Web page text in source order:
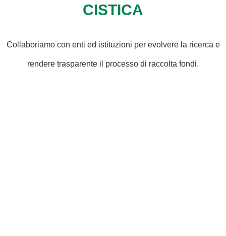
CISTICA
Collaboriamo con enti ed istituzioni per evolvere la ricerca e
rendere trasparente il processo di raccolta fondi.